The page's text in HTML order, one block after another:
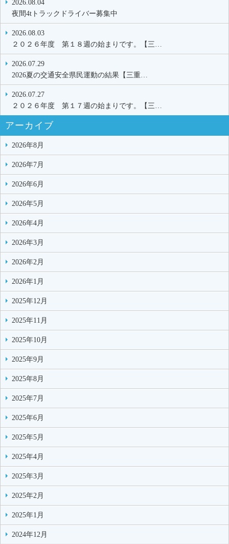
2026.08.04
夜間4tトラックドライバー募集中
2026.08.03
２０２６年度 第１８週の始まりです。【三…
2026.07.29
2026夏の交通安全県民運動の結果【三重…
2026.07.27
２０２６年度 第１７週の始まりです。【三…
アーカイブ
2026年8月
2026年7月
2026年6月
2026年5月
2026年4月
2026年3月
2026年2月
2026年1月
2025年12月
2025年11月
2025年10月
2025年9月
2025年8月
2025年7月
2025年6月
2025年5月
2025年4月
2025年3月
2025年2月
2025年1月
2024年12月